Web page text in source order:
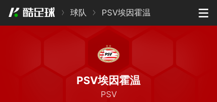
球队 PSV埃因霍温
PSV埃因霍温
PSV